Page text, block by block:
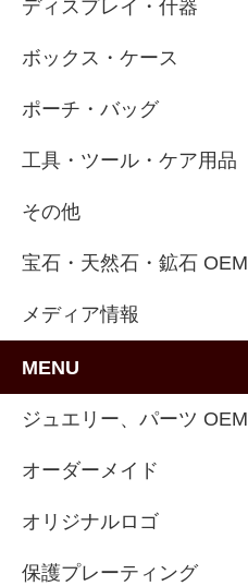
ディスプレイ・什器
ボックス・ケース
ポーチ・バッグ
工具・ツール・ケア用品
その他
宝石・天然石・鉱石 OEM
メディア情報
MENU
ジュエリー、パーツ OEM
オーダーメイド
オリジナルロゴ
保護プレーティング